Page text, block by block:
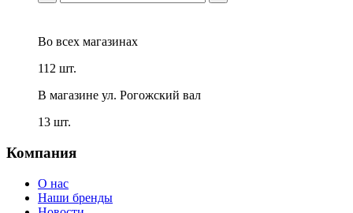
Во всех магазинах
112 шт.
В магазине ул. Рогожский вал
13 шт.
Компания
О нас
Наши бренды